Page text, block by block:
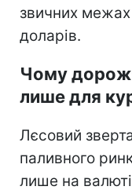
звичних
доларів.
Чому
лише для
Лєсовий
паливного
лише на